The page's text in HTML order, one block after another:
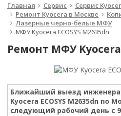
Главная Сервис
Сервис
Ремонт Kyocera в Москве
Лазерные черно-белые МФУ
МФУ Kyocera ECOSYS M2635dn
Ремонт МФУ Kyocera
Ближайший выезд
Kyocera ECOSYS M2635dn по
следующий рабочий день с